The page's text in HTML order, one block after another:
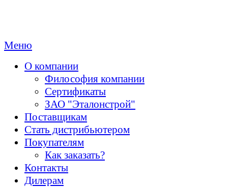
Меню
О компании
Философия компании
Сертификаты
ЗАО "Эталонстрой"
Поставщикам
Стать дистрибьютером
Покупателям
Как заказать?
Контакты
Дилерам